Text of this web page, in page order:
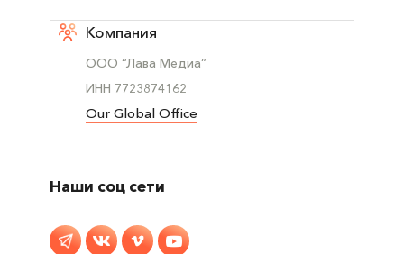
Компания
ООО “Лава Медиа”
ИНН 7723874162
Our Global Office
Наши соц сети